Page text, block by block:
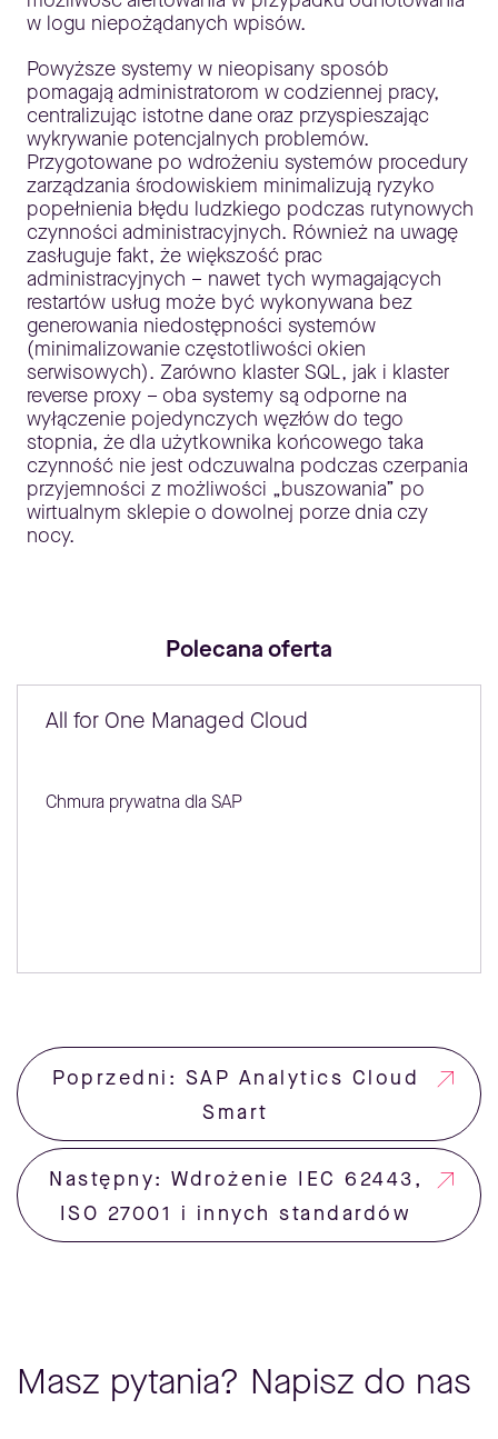
w logu niepożądanych wpisów.
Powyższe systemy w nieopisany sposób
pomagają administratorom w codziennej pracy,
centralizując istotne dane oraz przyspieszając
wykrywanie potencjalnych problemów.
Przygotowane po wdrożeniu systemów procedury
zarządzania środowiskiem minimalizują ryzyko
popełnienia błędu ludzkiego podczas rutynowych
czynności administracyjnych. Również na uwagę
zasługuje fakt, że większość prac
administracyjnych – nawet tych wymagających
restartów usług może być wykonywana bez
generowania niedostępności systemów
(minimalizowanie częstotliwości okien
serwisowych). Zarówno klaster SQL, jak i klaster
reverse proxy – oba systemy są odporne na
wyłączenie pojedynczych węzłów do tego
stopnia, że dla użytkownika końcowego taka
czynność nie jest odczuwalna podczas czerpania
przyjemności z możliwości „buszowania” po
wirtualnym sklepie o dowolnej porze dnia czy
nocy.
Polecana oferta
All for One Managed Cloud
Chmura prywatna dla SAP
Poprzedni: SAP Analytics Cloud
Smart
Następny: Wdrożenie IEC 62443,
ISO 27001 i innych standardów
Masz pytania? Napisz do nas